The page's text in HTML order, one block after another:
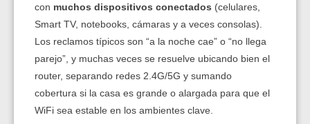
con muchos dispositivos conectados (celulares,
Smart TV, notebooks, cámaras y a veces consolas).
Los reclamos típicos son “a la noche cae” o “no llega
parejo”, y muchas veces se resuelve ubicando bien el
router, separando redes 2.4G/5G y sumando
cobertura si la casa es grande o alargada para que el
WiFi sea estable en los ambientes clave.